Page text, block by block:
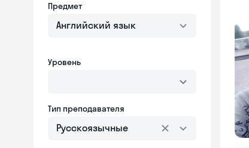
Предмет
Английский язык
Уровень
Тип преподавателя
Русскоязычные